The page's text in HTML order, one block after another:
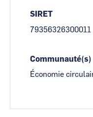
SIRET
79356326300011
Communauté(s)
Économie